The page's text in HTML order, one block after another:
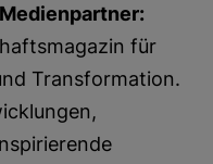
für
Transformation.